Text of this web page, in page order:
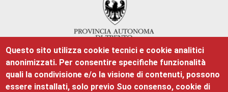
Questo sito utilizza cookie tecnici e cookie analitici
anonimizzati. Per consentire specifiche funzionalità
quali la condivisione e/o la visione di contenuti, possono
essere installati, solo previo Suo consenso, cookie di